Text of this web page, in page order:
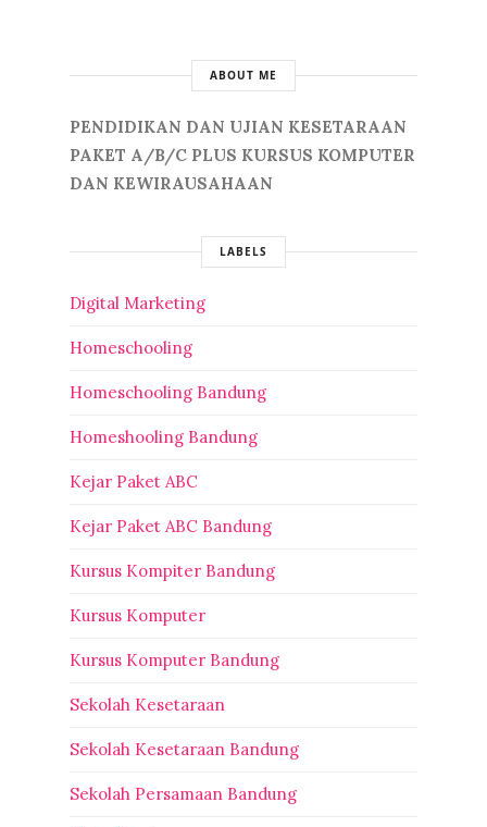
ABOUT ME
PENDIDIKAN DAN UJIAN KESETARAAN
PAKET A/B/C PLUS KURSUS KOMPUTER
DAN KEWIRAUSAHAAN
LABELS
Digital Marketing
Homeschooling
Homeschooling Bandung
Homeshooling Bandung
Kejar Paket ABC
Kejar Paket ABC Bandung
Kursus Kompiter Bandung
Kursus Komputer
Kursus Komputer Bandung
Sekolah Kesetaraan
Sekolah Kesetaraan Bandung
Sekolah Persamaan Bandung